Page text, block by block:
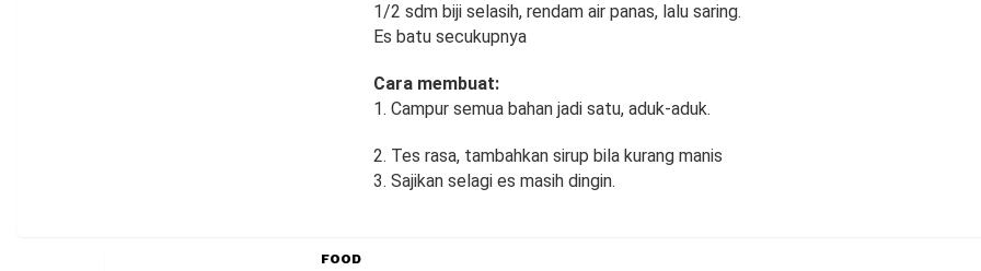
1/2 sdm biji selasih, rendam air panas, lalu saring.
Es batu secukupnya
Cara membuat:
1. Campur semua bahan jadi satu, aduk-aduk.
2. Tes rasa, tambahkan sirup bila kurang manis
3. Sajikan selagi es masih dingin.
FOOD